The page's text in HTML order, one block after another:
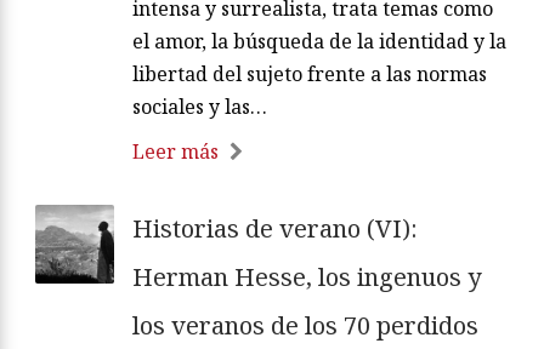
intensa y surrealista, trata temas como
el amor, la búsqueda de la identidad y la
libertad del sujeto frente a las normas
sociales y las…
Leer más
Historias de verano (VI):
Herman Hesse, los ingenuos y
los veranos de los 70 perdidos